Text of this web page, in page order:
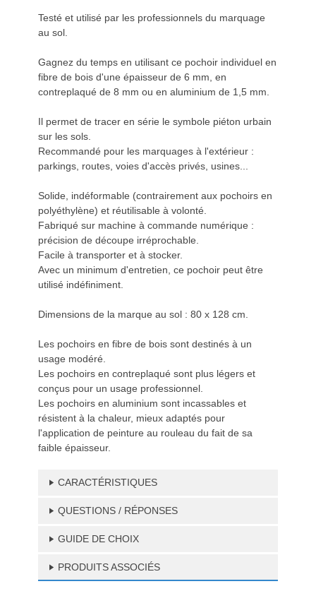
Testé et utilisé par les professionnels du marquage
au sol.
Gagnez du temps en utilisant ce pochoir individuel en
fibre de bois d'une épaisseur de 6 mm, en
contreplaqué de 8 mm ou en aluminium de 1,5 mm.
Il permet de tracer en série le symbole piéton urbain
sur les sols.
Recommandé pour les marquages à l'extérieur :
parkings, routes, voies d'accès privés, usines...
Solide, indéformable (contrairement aux pochoirs en
polyéthylène) et réutilisable à volonté.
Fabriqué sur machine à commande numérique :
précision de découpe irréprochable.
Facile à transporter et à stocker.
Avec un minimum d'entretien, ce pochoir peut être
utilisé indéfiniment.
Dimensions de la marque au sol : 80 x 128 cm.
Les pochoirs en fibre de bois sont destinés à un
usage modéré.
Les pochoirs en contreplaqué sont plus légers et
conçus pour un usage professionnel.
Les pochoirs en aluminium sont incassables et
résistent à la chaleur, mieux adaptés pour
l'application de peinture au rouleau du fait de sa
faible épaisseur.
CARACTÉRISTIQUES
QUESTIONS / RÉPONSES
GUIDE DE CHOIX
PRODUITS ASSOCIÉS